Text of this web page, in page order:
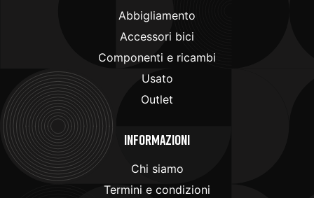
Abbigliamento
Accessori bici
Componenti e ricambi
Usato
Outlet
Informazioni
Chi siamo
Termini e condizioni